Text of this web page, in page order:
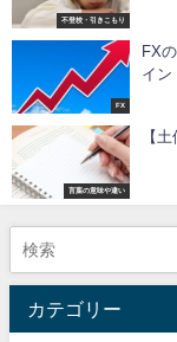
不登校・引きこもり
FX
FX
イン
言葉の意味や違い
【
カテゴリー